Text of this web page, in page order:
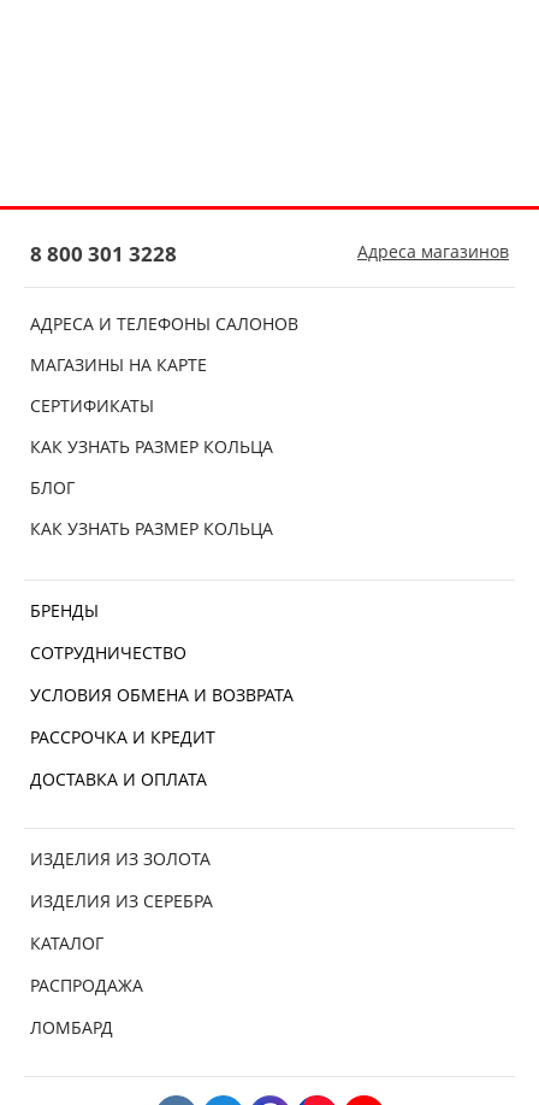
АДРЕСА И ТЕЛЕФОНЫ САЛОНОВ
МАГАЗИНЫ НА КАРТЕ
СЕРТИФИКАТЫ
КАК УЗНАТЬ РАЗМЕР КОЛЬЦА
БЛОГ
КАК УЗНАТЬ РАЗМЕР КОЛЬЦА
БРЕНДЫ
СОТРУДНИЧЕСТВО
УСЛОВИЯ ОБМЕНА И ВОЗВРАТА
РАССРОЧКА И КРЕДИТ
ДОСТАВКА И ОПЛАТА
ИЗДЕЛИЯ ИЗ ЗОЛОТА
ИЗДЕЛИЯ ИЗ СЕРЕБРА
КАТАЛОГ
РАСПРОДАЖА
ЛОМБАРД
8 800 301 3228 Адреса магазинов